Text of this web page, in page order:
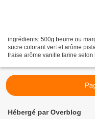
ingrédients: 500g beurre ou
sucre colorant vert et arôme
fraise arôme vanille farine
Hébergé par Overblog